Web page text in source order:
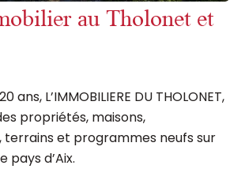
au Tholonet et
ans, L’IMMOBILIERE DU THOLONET,
propriétés, maisons,
et programmes neufs sur
pays d’Aix.